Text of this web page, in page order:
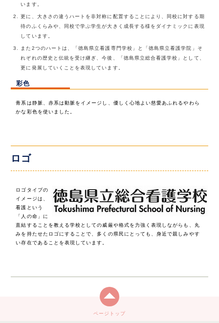
います。
更に、大きさの違うハートを非対称に配置することにより、同校に対する期
待のふくらみや、同校で学ぶ学生が大きく成長する様をダイナミックに表現
しています。
また2つのハートは、「徳島県立看護専門学校」と「徳島県立看護学院」そ
れぞれの歴史と伝統を受け継ぎ、今後、「徳島県立総合看護学校」として、
更に発展していくことを表現しています。
彩色
青系は静脈、赤系は動脈をイメージし、優しく心地よい慈愛あふれるやわら
かな彩色を使いました。
ロゴ
ロゴタイプの
イメージは、
看護という
「人の命」に
直結することを教える学校としての威厳や格式を力強く表現しながらも、丸
みを持たせたロゴにすることで、多くの県民にとっても、身近で親しみやす
い存在であることを表現しています。
ページトップ